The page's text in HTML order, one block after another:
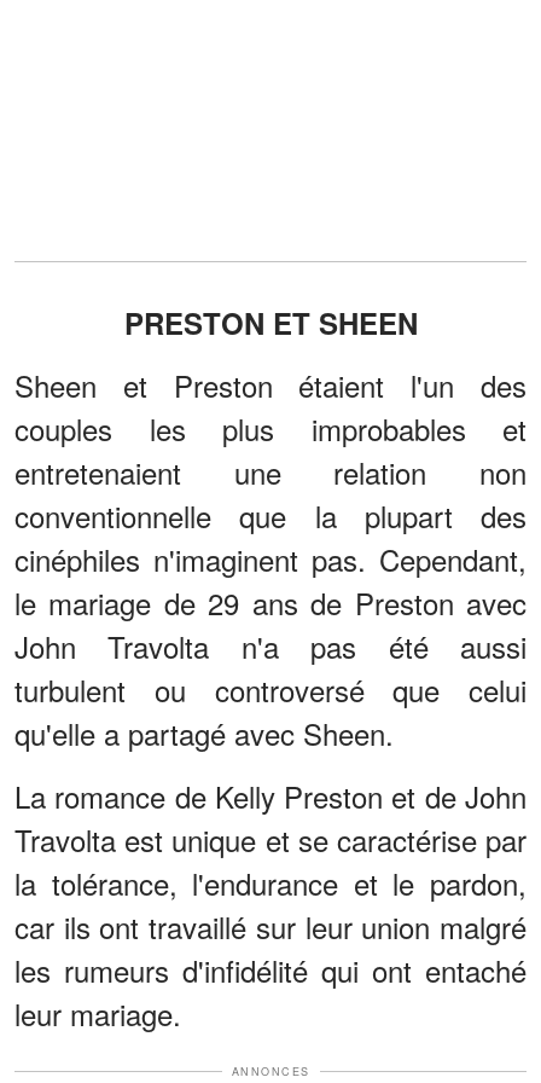
PRESTON ET SHEEN
Sheen et Preston étaient l'un des
couples les plus improbables et
entretenaient une relation non
conventionnelle que la plupart des
cinéphiles n'imaginent pas. Cependant,
le mariage de 29 ans de Preston avec
John Travolta n'a pas été aussi
turbulent ou controversé que celui
qu'elle a partagé avec Sheen.
La romance de Kelly Preston et de John
Travolta est unique et se caractérise par
la tolérance, l'endurance et le pardon,
car ils ont travaillé sur leur union malgré
les rumeurs d'infidélité qui ont entaché
leur mariage.
ANNONCES